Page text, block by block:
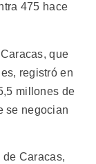
475 hace
que
registró en
millones de
se negocian
Caracas,